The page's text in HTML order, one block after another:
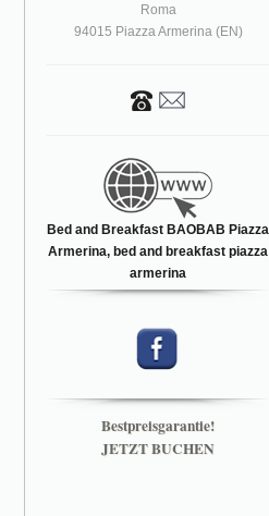
Roma
94015 Piazza Armerina (EN)
Bed and Breakfast BAOBAB Piazza
Armerina, bed and breakfast piazza
armerina
Bestpreisgarantie!
JETZT BUCHEN